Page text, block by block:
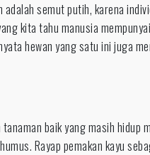
semut putih, karena
kita tahu manusia
hewan yang satu ini juga
baik yang masih hidup
Rayap pemakan kayu